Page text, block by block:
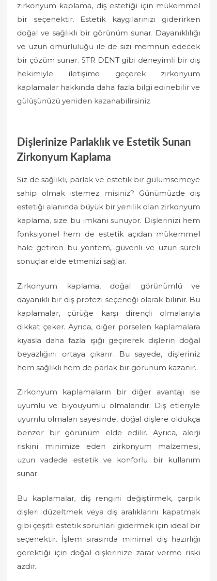
zirkonyum kaplama, diş estetiği için mükemmel
bir seçenektir. Estetik kaygılarınızı giderirken
doğal ve sağlıklı bir görünüm sunar. Dayanıklılığı
ve uzun ömürlülüğü ile de sizi memnun edecek
bir çözüm sunar. STR DENT gibi deneyimli bir diş
hekimiyle iletişime geçerek zirkonyum
kaplamalar hakkında daha fazla bilgi edinebilir ve
gülüşünüzü yeniden kazanabilirsiniz.
Dişlerinize Parlaklık ve Estetik Sunan
Zirkonyum Kaplama
Siz de sağlıklı, parlak ve estetik bir gülümsemeye
sahip olmak istemez misiniz? Günümüzde diş
estetiği alanında büyük bir yenilik olan zirkonyum
kaplama, size bu imkanı sunuyor. Dişlerinizi hem
fonksiyonel hem de estetik açıdan mükemmel
hale getiren bu yöntem, güvenli ve uzun süreli
sonuçlar elde etmenizi sağlar.
Zirkonyum kaplama, doğal görünümlü ve
dayanıklı bir diş protezi seçeneği olarak bilinir. Bu
kaplamalar, çürüğe karşı dirençli olmalarıyla
dikkat çeker. Ayrıca, diğer porselen kaplamalara
kıyasla daha fazla ışığı geçirerek dişlerin doğal
beyazlığını ortaya çıkarır. Bu sayede, dişleriniz
hem sağlıklı hem de parlak bir görünüm kazanır.
Zirkonyum kaplamaların bir diğer avantajı ise
uyumlu ve biyouyumlu olmalarıdır. Diş etleriyle
uyumlu olmaları sayesinde, doğal dişlere oldukça
benzer bir görünüm elde edilir. Ayrıca, alerji
riskini minimize eden zirkonyum malzemesi,
uzun vadede estetik ve konforlu bir kullanım
sunar.
Bu kaplamalar, diş rengini değiştirmek, çarpık
dişleri düzeltmek veya diş aralıklarını kapatmak
gibi çeşitli estetik sorunları gidermek için ideal bir
seçenektir. İşlem sırasında minimal diş hazırlığı
gerektiği için doğal dişlerinize zarar verme riski
azdır.